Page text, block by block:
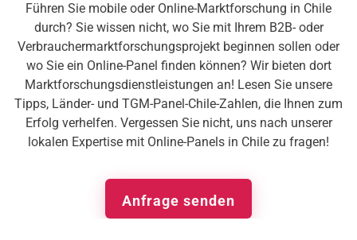
Führen Sie mobile oder Online-Marktforschung in Chile
durch? Sie wissen nicht, wo Sie mit Ihrem B2B- oder
Verbrauchermarktforschungsprojekt beginnen sollen oder
wo Sie ein Online-Panel finden können? Wir bieten dort
Marktforschungsdienstleistungen an! Lesen Sie unsere
Tipps, Länder- und TGM-Panel-Chile-Zahlen, die Ihnen zum
Erfolg verhelfen. Vergessen Sie nicht, uns nach unserer
lokalen Expertise mit Online-Panels in Chile zu fragen!
Anfrage senden